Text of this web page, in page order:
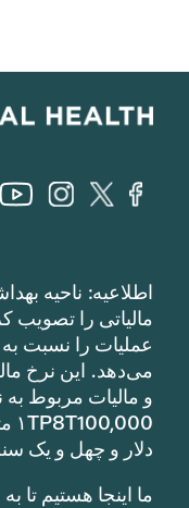
اطلاعیه: ناحیه
مالیاتی را تصویب
عملیات را نسبت
و مالیات مربوط به
دلار و چهل و یک
ما اینجا هستیم تا